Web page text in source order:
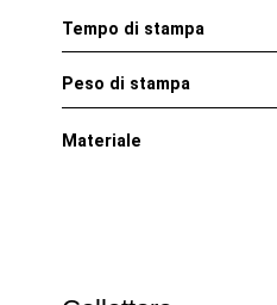
Tempo di stampa
Peso di stampa
Materiale